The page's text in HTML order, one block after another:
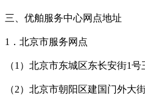
三、优舶服务中心网点地址
1．北京市服务网点
（1）北京市东城区东长安街1
（2）北京市朝阳区建国门外大